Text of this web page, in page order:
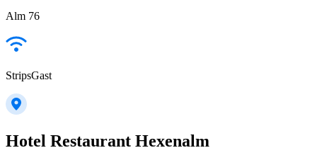
Alm 76
StripsGast
Hotel Restaurant Hexenalm